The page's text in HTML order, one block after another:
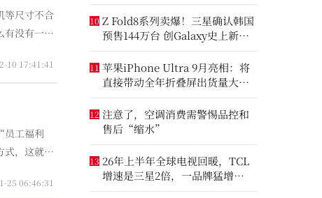
等尺寸不合
有没有一台
10 17:41:41
员工福利
，这就会
25 06:46:31
10 Z Fold8系列卖爆！三星确认韩国
预售144万台 创Galaxy史上新纪
录
11 苹果iPhone Ultra 9月亮相：将
直接带动全年折叠屏出货量大涨
20%
12 注意了，空调消费需警惕品控和
售后“缩水”
13 26年上半年全球电视回暖，TCL
增速是三星2倍，一品牌猛增
14.8%